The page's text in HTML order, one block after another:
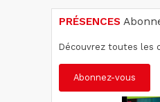
PRÉSENCES
Découvrez toutes les
Abonnez-vous